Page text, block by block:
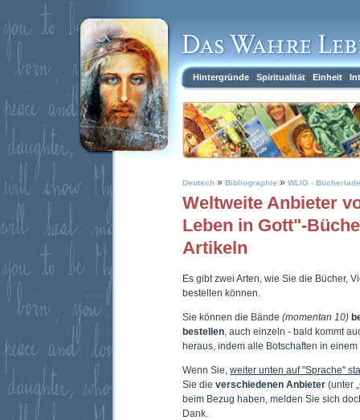
Hintergründe Spiritualität Einheit
Deutsch » Bibliographie » WLIG -
Weltweite Anbieter
Leben in Gott"-
Artikeln
Es gibt zwei Arten, wie Sie die Bücher,
bestellen können.
Sie können die Bände (momentan 10)
bestellen , auch einzeln - bald kommt
heraus, indem alle Botschaften in
Wenn Sie, weiter unten auf "Sprache"
Sie die verschiedenen Anbieter (unter
beim Bezug haben, melden Sie sich
Dank.